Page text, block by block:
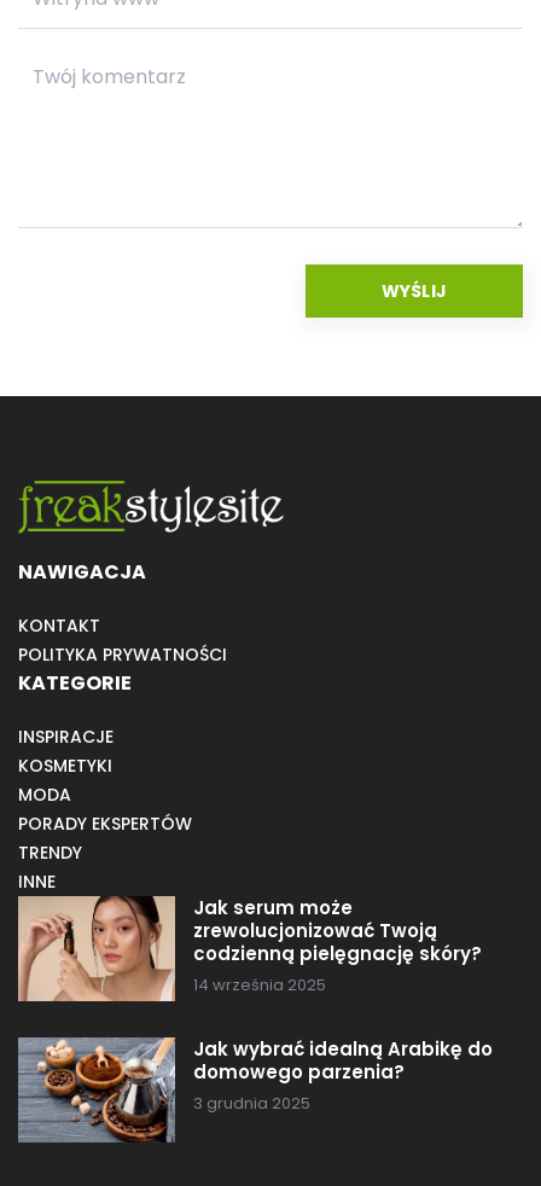
NAWIGACJA
KONTAKT
POLITYKA PRYWATNOŚCI
KATEGORIE
INSPIRACJE
KOSMETYKI
MODA
PORADY EKSPERTÓW
TRENDY
INNE
Jak serum może
zrewolucjonizować Twoją
codzienną pielęgnację skóry?
14 września 2025
Jak wybrać idealną Arabikę do
domowego parzenia?
3 grudnia 2025